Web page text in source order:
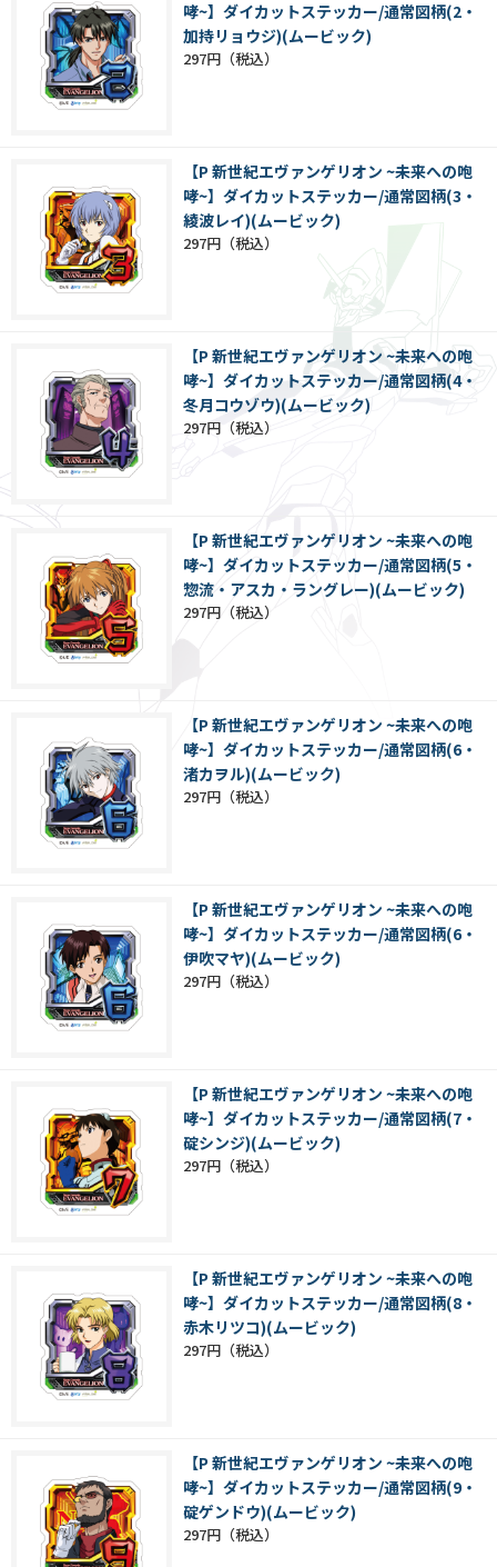
哮~】ダイカットステッカー/通常図柄(2・
加持リョウジ)(ムービック)
297円
【P 新世紀エヴァンゲリオン ~未来への咆
哮~】ダイカットステッカー/通常図柄(3・
綾波レイ)(ムービック)
297円
【P 新世紀エヴァンゲリオン ~未来への咆
哮~】ダイカットステッカー/通常図柄(4・
冬月コウゾウ)(ムービック)
297円
【P 新世紀エヴァンゲリオン ~未来への咆
哮~】ダイカットステッカー/通常図柄(5・
惣流・アスカ・ラングレー)(ムービック)
297円
【P 新世紀エヴァンゲリオン ~未来への咆
哮~】ダイカットステッカー/通常図柄(6・
渚カヲル)(ムービック)
297円
【P 新世紀エヴァンゲリオン ~未来への咆
哮~】ダイカットステッカー/通常図柄(6・
伊吹マヤ)(ムービック)
297円
【P 新世紀エヴァンゲリオン ~未来への咆
哮~】ダイカットステッカー/通常図柄(7・
碇シンジ)(ムービック)
297円
【P 新世紀エヴァンゲリオン ~未来への咆
哮~】ダイカットステッカー/通常図柄(8・
赤木リツコ)(ムービック)
297円
【P 新世紀エヴァンゲリオン ~未来への咆
哮~】ダイカットステッカー/通常図柄(9・
碇ゲンドウ)(ムービック)
297円